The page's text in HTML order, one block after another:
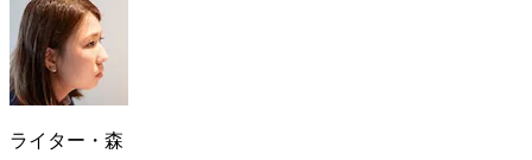
ライター・森